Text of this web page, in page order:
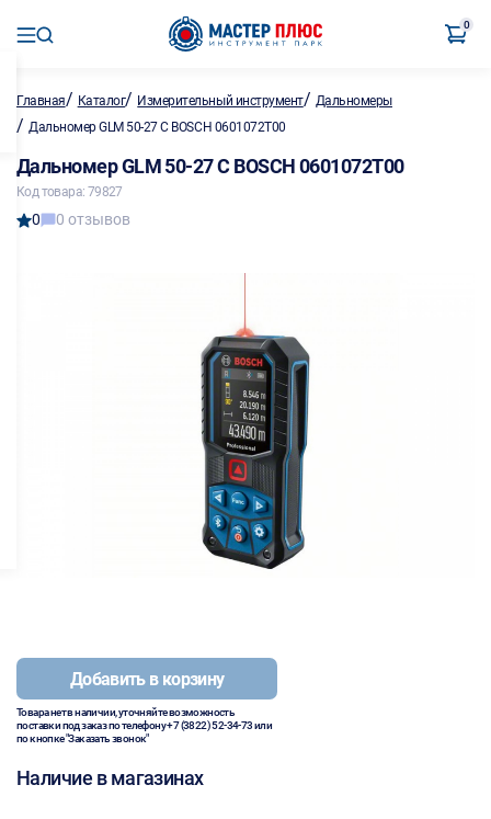
0
Главная/ Каталог/ Измерительный инструмент/ Дальномеры
/ Дальномер GLM 50-27 C BOSCH 0601072T00
Дальномер GLM 50-27 C BOSCH 0601072T00
Код товара: 79827
0 0 отзывов
Добавить в корзину
Товара нет в наличии, уточняйте возможность
поставки под заказ по телефону+7 (3822) 52-34-73или
по кнопке "Заказать звонок"
Наличие в магазинах